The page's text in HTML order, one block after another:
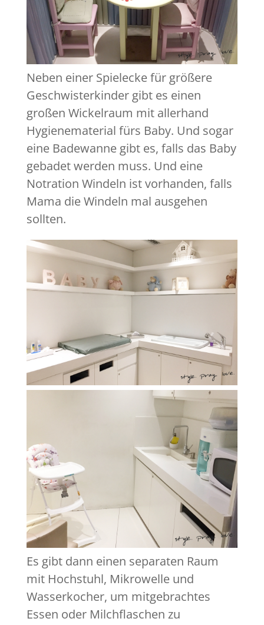
Neben einer Spielecke für größere
Geschwisterkinder gibt es einen
großen Wickelraum mit allerhand
Hygienematerial fürs Baby. Und sogar
eine Badewanne gibt es, falls das Baby
gebadet werden muss. Und eine
Notration Windeln ist vorhanden, falls
Mama die Windeln mal ausgehen
sollten.
Es gibt dann einen separaten Raum
mit Hochstuhl, Mikrowelle und
Wasserkocher, um mitgebrachtes
Essen oder Milchflaschen zu